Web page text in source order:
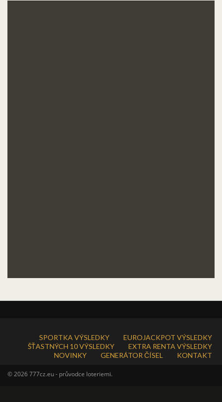
SPORTKA VÝSLEDKY
EUROJACKPOT VÝSLEDKY
ŠŤASTNÝCH 10 VÝSLEDKY
EXTRA RENTA VÝSLEDKY
NOVINKY
GENERÁTOR ČÍSEL KONTAKT
© 2026 777cz.eu - průvodce loteriemi.